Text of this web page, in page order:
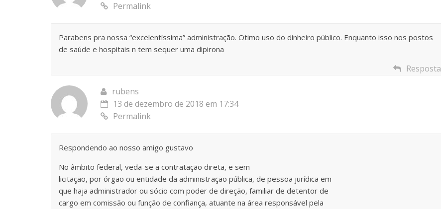
Permalink
Parabens pra nossa “excelentíssima” administração. Otimo uso do dinheiro público. Enquanto isso nos postos
de saúde e hospitais n tem sequer uma dipirona
Resposta
rubens
13 de dezembro de 2018 em 17:34
Permalink
Respondendo ao nosso amigo gustavo
No âmbito federal, veda-se a contratação direta, e sem
licitação, por órgão ou entidade da administração pública, de pessoa jurídica em
que haja administrador ou sócio com poder de direção, familiar de detentor de
cargo em comissão ou função de confiança, atuante na área responsável pela